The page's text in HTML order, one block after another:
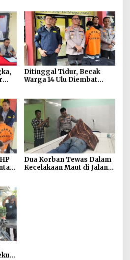
Ditinggal Tidur, Becak
Warga 14 Ulu Diembat
Dua Korban Tewas Dalam
Kecelakaan Maut di Jalan